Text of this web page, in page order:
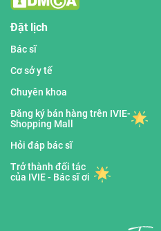
Đặt lịch
Bác sĩ
Cơ sở y tế
Chuyên khoa
Đăng ký bán hàng trên IVIE-
Shopping Mall
Hỏi đáp bác sĩ
Trở thành đối tác
của IVIE - Bác sĩ ơi